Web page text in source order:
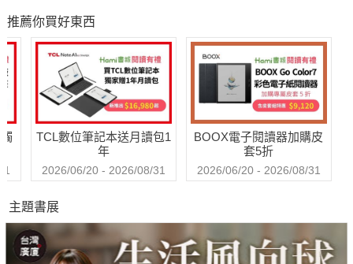
考的實際步驟。
【深度思考】運用理性和邏輯能力，做出正確周全的判斷和決定
該章深入探討了深度思考的概念，以及在企業環境中的重要性。
四大步驟被提出，幫助讀者成為一個具有深度思考能力的領導
者。
【動態思考】擁抱改革，快速應付一切變化
本章討論了動態思考的概念，強調在變化中的重要性。讀者將學
到如何制定計畫來應對變化，以及建構動態思考的五個步驟。
度挖掘讓人移不開
眼的「趣味公式」
推薦你買好東西
TCL數位筆記本送月讀包1
年
2026/06/20 - 2026/08/31
BOOX電子閱讀器加購皮
套5折
2026/06/20 - 2026/08/31
主題書展